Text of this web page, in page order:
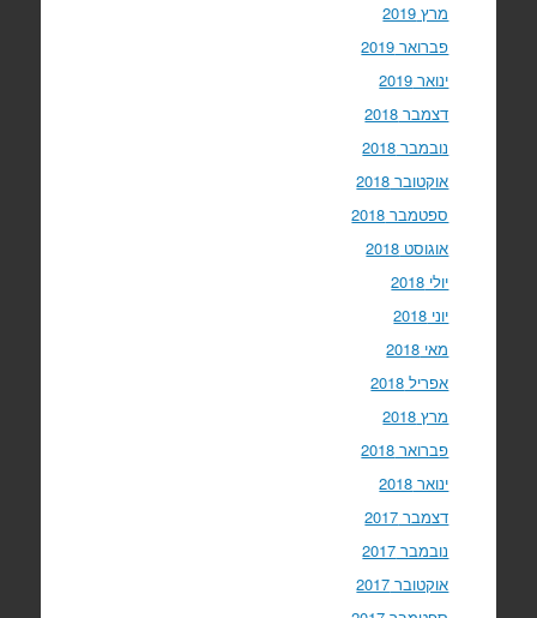
מרץ 2019
פברואר 2019
ינואר 2019
דצמבר 2018
נובמבר 2018
אוקטובר 2018
ספטמבר 2018
אוגוסט 2018
יולי 2018
יוני 2018
מאי 2018
אפריל 2018
מרץ 2018
פברואר 2018
ינואר 2018
דצמבר 2017
נובמבר 2017
אוקטובר 2017